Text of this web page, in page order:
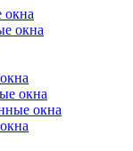
окна
окна
окна
окна